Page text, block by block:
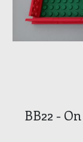
BB22 -